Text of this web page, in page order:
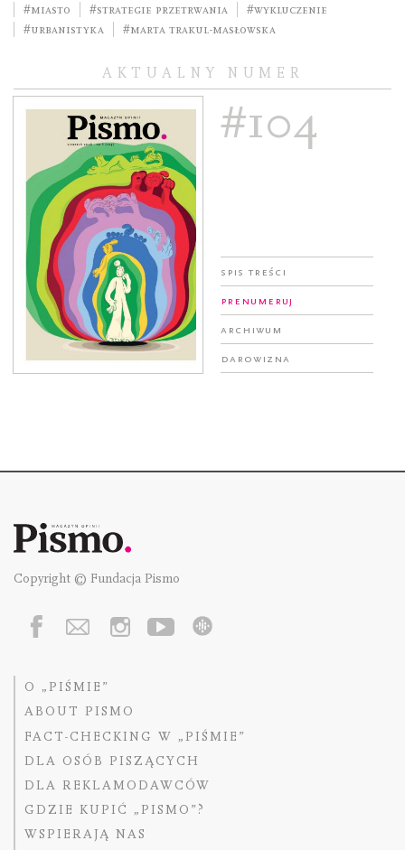
#miasto
#strategie przetrwania
#wykluczenie
#urbanistyka
#Marta Trakul-Masłowska
AKTUALNY NUMER
#104
Spis treści
Prenumeruj
Archiwum
Darowizna
Copyright © Fundacja Pismo
O „PIŚMIE”
ABOUT PISMO
FACT-CHECKING W „PIŚMIE”
DLA OSÓB PISZĄCYCH
DLA REKLAMODAWCÓW
GDZIE KUPIĆ „PISMO”?
WSPIERAJĄ NAS